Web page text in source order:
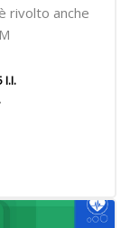
rivolto anche
I.I.